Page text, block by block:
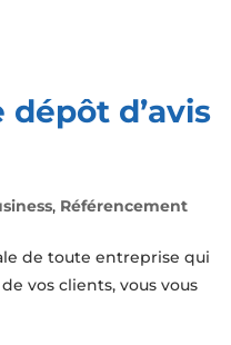
d’avis
, Référencement
de toute entreprise qui
vos clients, vous vous